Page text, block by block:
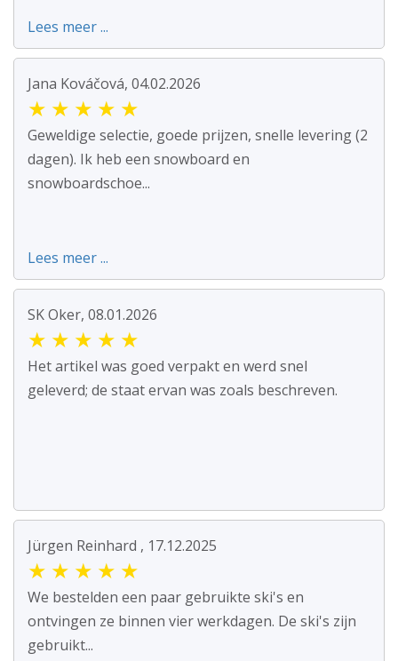
Lees meer ...
Jana Kováčová, 04.02.2026
★ ★ ★ ★ ★
Geweldige selectie, goede prijzen, snelle levering (2
dagen). Ik heb een snowboard en
snowboardschoe...
Lees meer ...
SK Oker, 08.01.2026
★ ★ ★ ★ ★
Het artikel was goed verpakt en werd snel
geleverd; de staat ervan was zoals beschreven.
Jürgen Reinhard , 17.12.2025
★ ★ ★ ★ ★
We bestelden een paar gebruikte ski's en
ontvingen ze binnen vier werkdagen. De ski's zijn
gebruikt...